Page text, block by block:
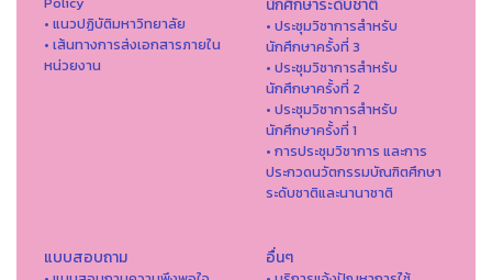
• แนวปฏิบัติมหาวิทยาลัย
• เส้นทางการส่งเอกสารภายใน
หน่วยงาน
นักศึกษาระดับชาติ
• ประชุมวิชาการสำหรับ
นักศึกษาครั้งที่ 3
• ประชุมวิชาการสำหรับ
นักศึกษาครั้งที่ 2
• ประชุมวิชาการสำหรับ
นักศึกษาครั้งที่ 1
• การประชุมวิชาการ และการ
ประกวดนวัตกรรมบัณฑิตศึกษา
ระดับชาติและนานาชาติ
แบบสอบถาม อื่นๆ